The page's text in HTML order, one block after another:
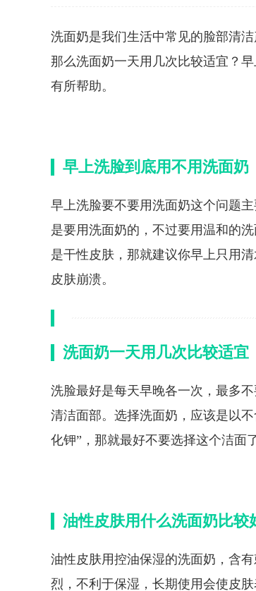
洗面奶是我们生活中常见的脸部清
那么洗面奶一天用几次比较适宜？
有所帮助。
早上洗脸到底用不用洗面奶
早上洗脸要不要用洗面奶这个问题
是要用洗面奶的，不过要用温和的
是干性皮肤，那就建议你早上只用
皮肤崩溃。
洗面奶一天用几次比较适宜
洗脸最好是每天早晚各一次，最多
清洁面部。选择洗面奶，应该是以
化钾”，那就最好不要选择这个洁面
油性皮肤用什么洗面奶比较
油性皮肤用控油保湿的洗面奶，含
烈，不利于保湿，长期使用会使皮